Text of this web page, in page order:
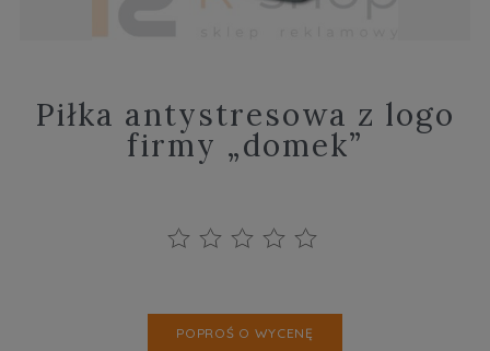
Piłka antystresowa z logo
firmy „domek”
POPROŚ O WYCENĘ